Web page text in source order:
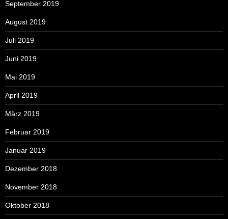
September 2019
August 2019
Juli 2019
Juni 2019
Mai 2019
April 2019
März 2019
Februar 2019
Januar 2019
Dezember 2018
November 2018
Oktober 2018